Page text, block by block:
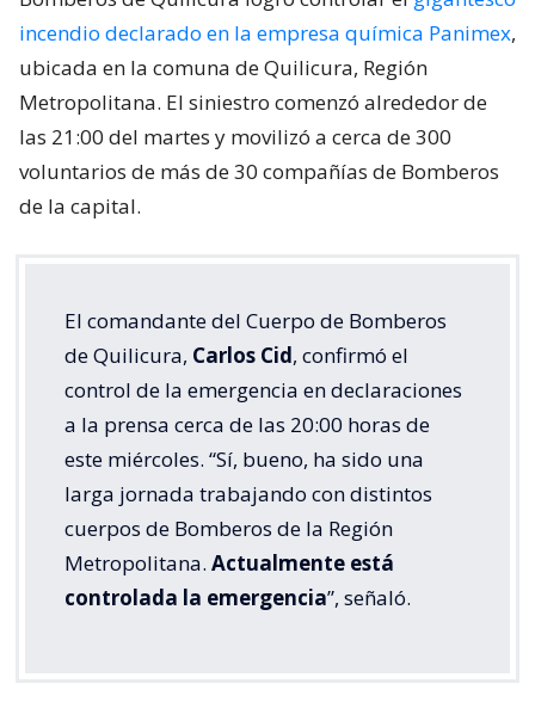
incendio declarado en la empresa química Panimex,
ubicada en la comuna de Quilicura, Región
Metropolitana. El siniestro comenzó alrededor de
las 21:00 del martes y movilizó a cerca de 300
voluntarios de más de 30 compañías de Bomberos
de la capital.
El comandante del Cuerpo de Bomberos
de Quilicura, Carlos Cid, confirmó el
control de la emergencia en declaraciones
a la prensa cerca de las 20:00 horas de
este miércoles. “Sí, bueno, ha sido una
larga jornada trabajando con distintos
cuerpos de Bomberos de la Región
Metropolitana. Actualmente está
controlada la emergencia”, señaló.